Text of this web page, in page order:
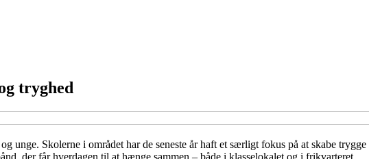
tryghed
unge. Skolerne i området har de seneste år haft et særligt fokus på at skabe
der får hverdagen til at hænge sammen – både i klasselokalet og i frikvarteret.